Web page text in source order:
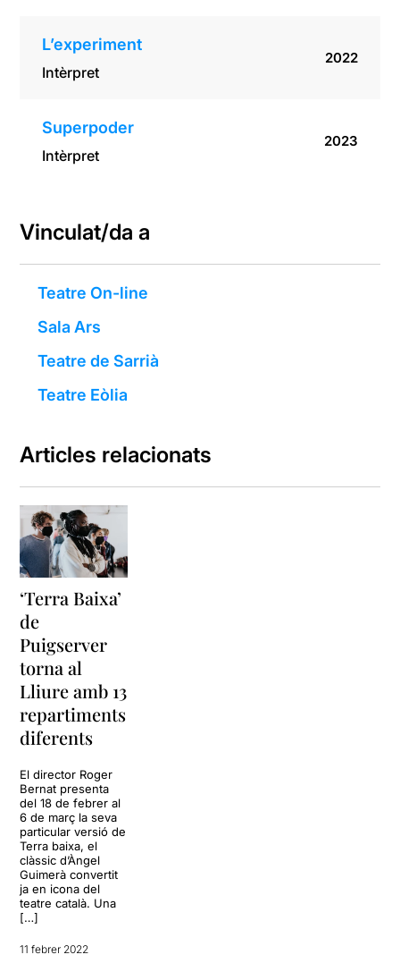
L’experiment
Intèrpret
2022
Superpoder
Intèrpret
2023
Vinculat/da a
Teatre On-line
Sala Ars
Teatre de Sarrià
Teatre Eòlia
Articles relacionats
‘Terra Baixa’
de
Puigserver
torna al
Lliure amb 13
repartiments
diferents
El director Roger
Bernat presenta
del 18 de febrer al
6 de març la seva
particular versió de
Terra baixa, el
clàssic d’Àngel
Guimerà convertit
ja en icona del
teatre català. Una
[…]
11 febrer 2022